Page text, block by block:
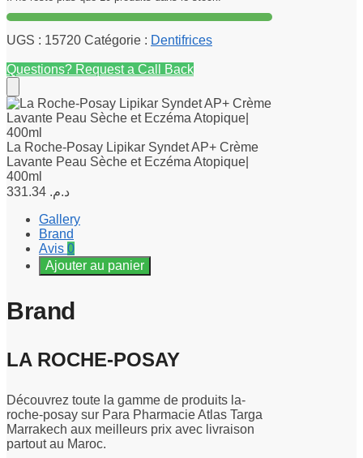
UGS : 15720 Catégorie : Dentifrices
Questions? Request a Call Back
La Roche-Posay Lipikar Syndet AP+ Crème
Lavante Peau Sèche et Eczéma Atopique|
400ml
د.م.
Gallery
Brand
Avis 0
Ajouter au panier
Brand
LA ROCHE-POSAY
Découvrez toute la gamme de produits la-
roche-posay sur Para Pharmacie Atlas Targa
Marrakech aux meilleurs prix avec livraison
partout au Maroc.